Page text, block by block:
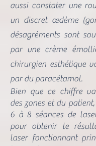
aussi constater une
un discret œdème
désagréments sont
par une crème
chirurgien esthétique
par du paracétamol.
Bien que ce chiffre
des zones et du
6 à 8 séances de
pour obtenir le
laser fonctionnant